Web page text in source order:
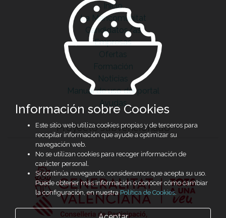
Inicio
La Mancomunitat
Candidatos/as
Empresas
Ofertas
Formación
Noticias
Manual de uso del portal
Ayudas
Proyecto subvencionado
Información sobre Cookies
Este sitio web utiliza cookies propias y de terceros para
recopilar información que ayude a optimizar su
navegación web.
No se utilizan cookies para recoger información de
carácter personal.
Si continúa navegando, consideramos que acepta su uso.
Puede obtener más información o conocer cómo cambiar
la configuración, en nuestra Política de Cookies.